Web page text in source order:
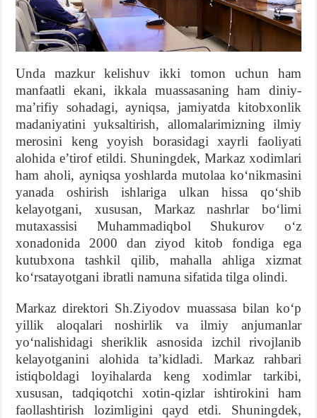
Unda mazkur kelishuv ikki tomon uchun ham
manfaatli ekani, ikkala muassasaning ham diniy-
maʼrifiy sohadagi, ayniqsa, jamiyatda kitobxonlik
madaniyatini yuksaltirish, allomalarimizning ilmiy
merosini keng yoyish borasidagi xayrli faoliyati
alohida eʼtirof etildi. Shuningdek, Markaz xodimlari
ham aholi, ayniqsa yoshlarda mutolaa koʻnikmasini
yanada oshirish ishlariga ulkan hissa qoʻshib
kelayotgani, xususan, Markaz nashrlar boʻlimi
mutaxassisi Muhammadiqbol Shukurov oʻz
xonadonida 2000 dan ziyod kitob fondiga ega
kutubxona tashkil qilib, mahalla ahliga xizmat
koʻrsatayotgani ibratli namuna sifatida tilga olindi.
Markaz direktori Sh.Ziyodov muassasa bilan koʻp
yillik aloqalari noshirlik va ilmiy anjumanlar
yoʻnalishidagi sheriklik asnosida izchil rivojlanib
kelayotganini alohida taʼkidladi. Markaz rahbari
istiqboldagi loyihalarda keng xodimlar tarkibi,
xususan, tadqiqotchi xotin-qizlar ishtirokini ham
faollashtirish lozimligini qayd etdi. Shuningdek,